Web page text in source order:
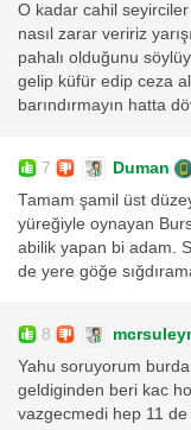
O kadar cahil
nasıl zarar veririz
pahalı olduğunu
gelip küfür edip ceza
barındırmayın hatta
7 Duman
Tamam şamil üst
yüreğiyle oynayan
abilik yapan bi adam.
de yere göğe
8
Yahu soruyorum
geldiginden beri kac
vazgecmedi hep 11